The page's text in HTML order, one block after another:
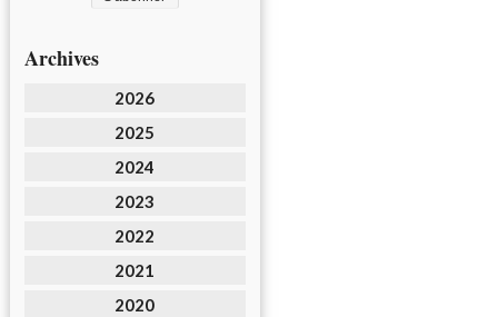
Archives
2026
2025
2024
2023
2022
2021
2020